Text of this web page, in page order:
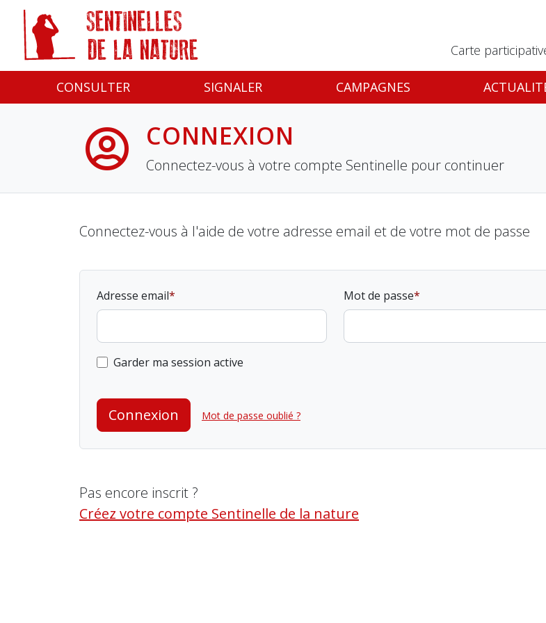
Carte
CONSULTER SIGNALER CAMPAGNES
CONNEXION
Connectez-vous à votre compte Sentinelle pour continuer
Connectez-vous à l'aide de votre adresse email et de votre mot de passe
Adresse email Mot de passe
Garder ma session active
Connexion Mot de passe oublié ?
Pas encore inscrit ?
Créez votre compte Sentinelle de la nature
Panneau de gestion des cookies